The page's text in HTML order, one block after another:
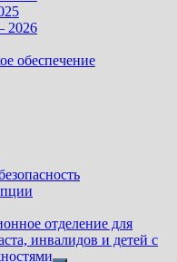
2026
обеспечение
отделение для
инвалидов и детей с